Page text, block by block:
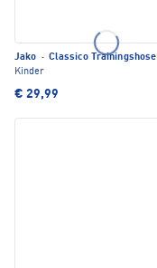
Jako · Classico Trainingshose
Kinder
€ 29,99